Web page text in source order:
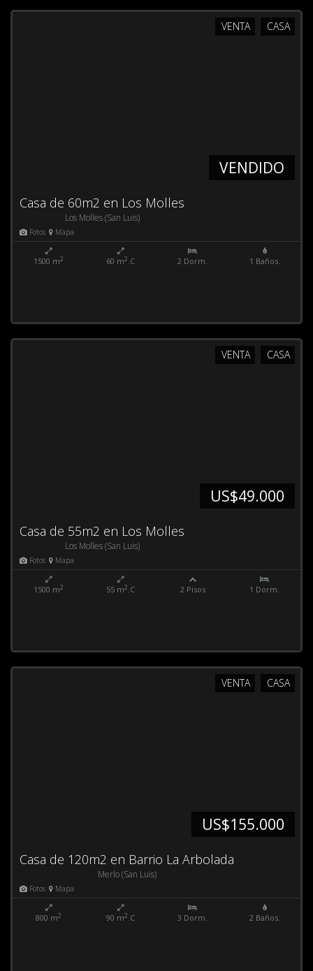
CASA
VENTA
VENDIDO
Casa de 60m2 en Los Molles
Los Molles (San Luis)
Fotos Mapa
1500 m2 60 m2.C 2 Dorm. 1 Baños.
CASA
VENTA
US$49.000
Casa de 55m2 en Los Molles
Los Molles (San Luis)
Fotos Mapa
1500 m2 55 m2.C 2 Pisos 1 Dorm.
CASA
VENTA
US$155.000
Casa de 120m2 en Barrio La Arbolada
Merlo (San Luis)
Fotos Mapa
800 m2 90 m2.C 3 Dorm. 2 Baños.